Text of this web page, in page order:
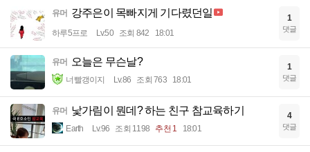
유머 강주은이 목빠지게 기다렸던일
하루5프로 Lv.50 조회 842 18:01
1
댓글
유머 오늘은 무슨날?
너빨갱이지 Lv.86 조회 763 18:01
1
댓글
유머 낯가림이 뭔데? 하는 친구 참교육하기
Earth Lv.96 조회 1198 추천 1 18:01
4
댓글